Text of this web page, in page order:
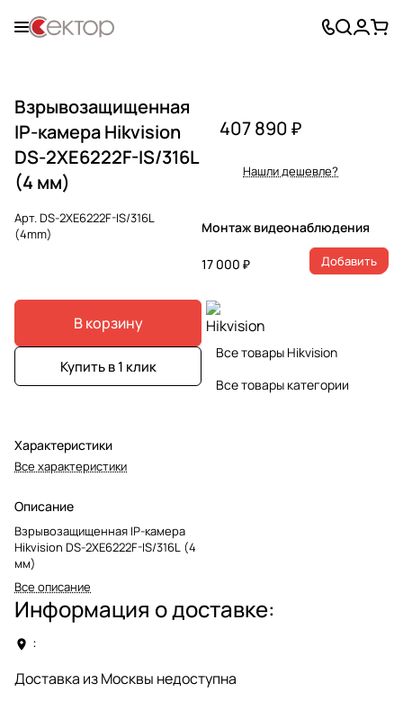
Взрывозащищенная
IP-камера Hikvision
DS-2XE6222F-IS/316L
(4 мм)
Арт.DS-2XE6222F-IS/316L
(4mm)
В корзину
Купить в 1 клик
Характеристики
Все характеристики
Описание
Взрывозащищенная IP-камера
Hikvision DS-2XE6222F-IS/316L (4
мм)
Все описание
407 890 ₽
Нашли дешевле?
Монтаж видеонаблюдения
17 000 ₽ Добавить
Все товары Hikvision
Все товары категории
Информация о доставке:
:
Доставка из Москвы недоступна